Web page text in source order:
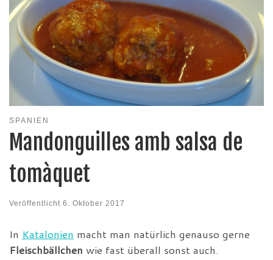
SPANIEN
Mandonguilles amb salsa de
tomàquet
Veröffentlicht 6. Oktober 2017
In Katalonien macht man natürlich genauso gerne
Fleischbällchen wie fast überall sonst auch.